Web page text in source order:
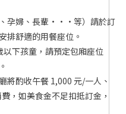
孕婦、長輩···等）請於訂
排舒適的用餐座位。
下孩童，請預定包廂座位
將酌收午餐 1,000 元/一人、
，如美食金不足扣抵訂金，